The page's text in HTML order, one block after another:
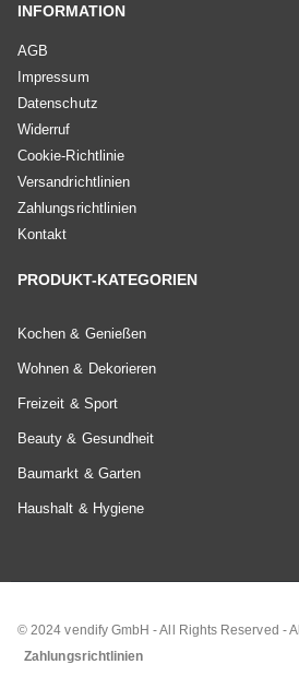
INFORMATION
AGB
Impressum
Datenschutz
Widerruf
Cookie-Richtlinie
Versandrichtlinien
Zahlungsrichtlinien
Kontakt
PRODUKT-KATEGORIEN
Kochen & Genießen
Wohnen & Dekorieren
Freizeit & Sport
Beauty & Gesundheit
Baumarkt & Garten
Haushalt & Hygiene
© 2024 vendify GmbH - All Rights Reserved -
Zahlungsrichtlinien